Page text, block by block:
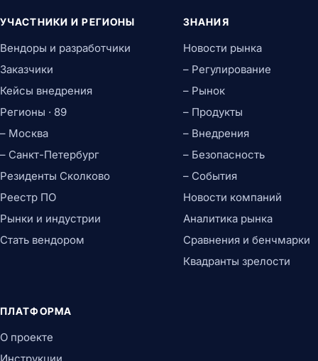
УЧАСТНИКИ И РЕГИОНЫ
Вендоры и разработчики
Заказчики
Кейсы внедрения
Регионы · 89
– Москва
– Санкт-Петербург
Резиденты Сколково
Реестр ПО
Рынки и индустрии
Стать вендором
ЗНАНИЯ
Новости рынка
– Регулирование
– Рынок
– Продукты
– Внедрения
– Безопасность
– События
Новости компаний
Аналитика рынка
Сравнения и бенчмарки
Квадранты зрелости
ПЛАТФОРМА
О проекте